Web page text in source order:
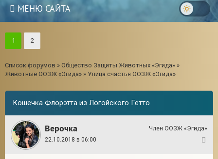
МЕНЮ САЙТА
1 2
Список форумов » Общество Защиты Животных «Эгида» »
Животные ООЗЖ «Эгида» » Улица счастья ООЗЖ «Эгида»
Кошечка Флорэтта из Логойского Гетто
Верочка
Член ООЗЖ «Эгида»
22.10.2018 в 06:00